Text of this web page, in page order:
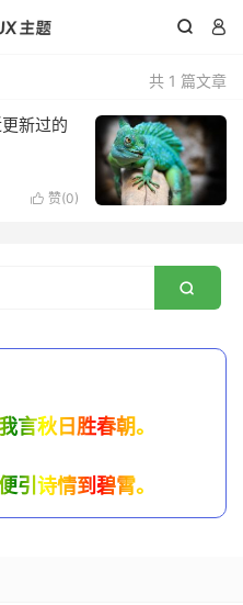
 
共 1 篇文章
新过的
 赞(0)

言秋日胜春朝。
引诗情到碧霄。